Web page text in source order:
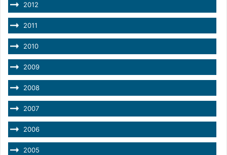
2012
2011
2010
2009
2008
2007
2006
2005